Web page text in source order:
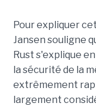
Pour expliquer
Jansen souligne
Rust s'explique
la sécurité de la
extrêmement
largement